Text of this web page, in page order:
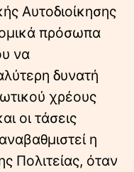
Αυτοδιοίκησης
πρόσωπα
να
δυνατή
χρέους
οι τάσεις
η
Πολιτείας, όταν